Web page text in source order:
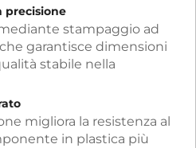
precisione
stampaggio ad
garantisce dimensioni
stabile nella
migliora la resistenza al
in plastica più